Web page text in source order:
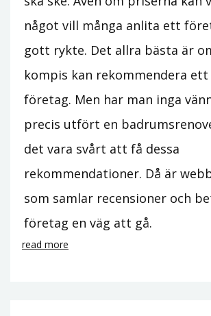
något vill många anlita ett
gott rykte. Det allra bästa är
kompis kan rekommendera
företag. Men har man inga
precis utfört en
det vara svårt att få dessa
rekommendationer. Då är
som samlar recensioner och
företag en väg att gå.
read more